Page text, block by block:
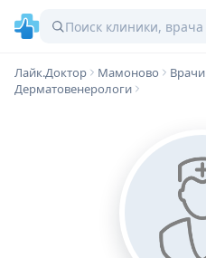
Лайк.Доктор Мамоново Врачи
Дерматовенерологи